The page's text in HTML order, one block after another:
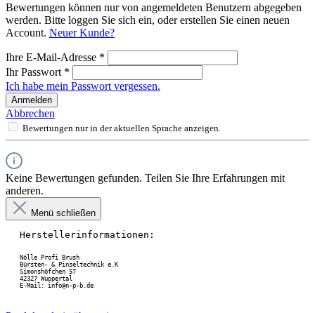
Bewertungen können nur von angemeldeten Benutzern abgegeben
werden. Bitte loggen Sie sich ein, oder erstellen Sie einen neuen
Account. Neuer Kunde?
Ihre E-Mail-Adresse *
Ihr Passwort *
Ich habe mein Passwort vergessen.
Anmelden
Abbrechen
Bewertungen nur in der aktuellen Sprache anzeigen.
Keine Bewertungen gefunden. Teilen Sie Ihre Erfahrungen mit
anderen.
Menü schließen
Herstellerinformationen:
Nölle Profi Brush
Bürsten- & Pinseltechnik e.K
Simonshöfchen 57
42327 Wuppertal
E-Mail: info@n-p-b.de